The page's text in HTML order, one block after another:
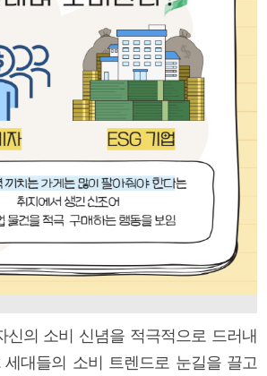
신의 소비 신념을 적극적으로 드러내
대들의 소비 트렌드로 눈길을 끌고